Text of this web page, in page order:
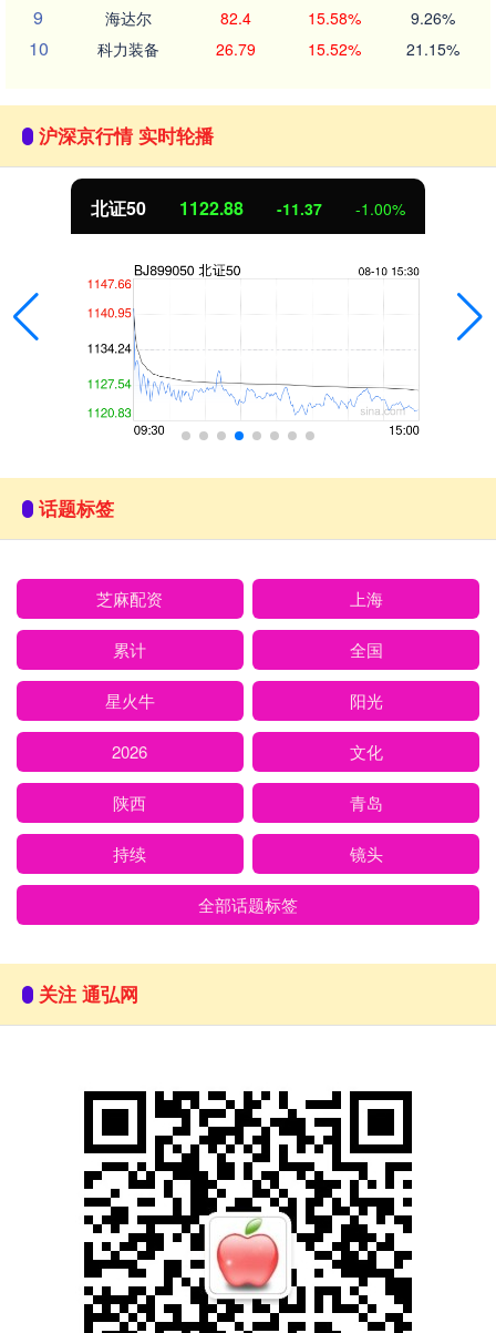
9 海达尔 82.4 15.58% 9.26%
10 科力装备 26.79 15.52% 21.15%
沪深京行情 实时轮播
北证50 1122.88 -11.37 -1.00%
话题标签
芝麻配资 上海
累计 全国
星火牛 阳光
2026 文化
陕西 青岛
持续 镜头
全部话题标签
关注 通弘网